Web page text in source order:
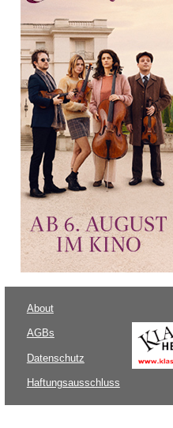
About
AGBs
Datenschutz
Haftungsausschluss